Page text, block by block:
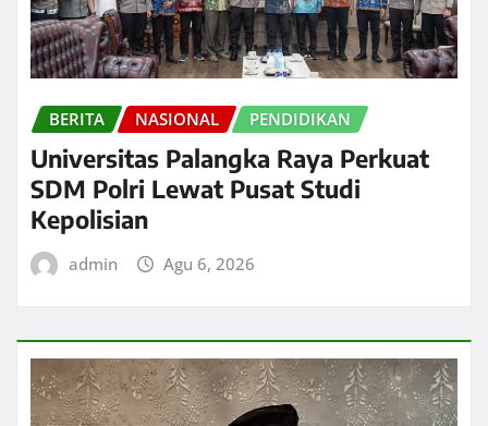
BERITA NASIONAL PENDIDIKAN
Universitas Palangka Raya Perkuat
SDM Polri Lewat Pusat Studi
Kepolisian
admin Agu 6, 2026